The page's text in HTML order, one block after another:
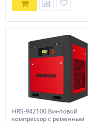
HRS-942100 Винтовой
компрессор с ременным